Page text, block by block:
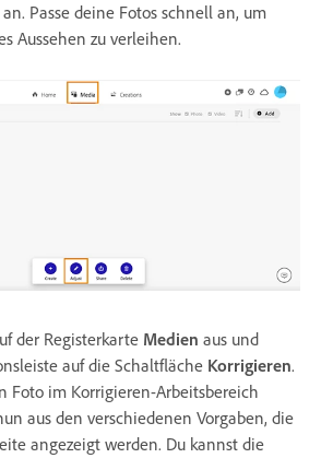
Passe deine Fotos schnell an, um
Aussehen zu verleihen.
der Registerkarte Medien aus und
auf die Schaltfläche Korrigieren.
Foto im Korrigieren-Arbeitsbereich
aus den verschiedenen Vorgaben, die
angezeigt werden. Du kannst die